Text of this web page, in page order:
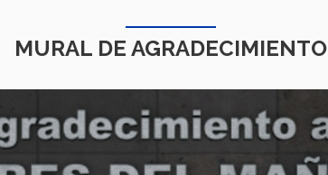
MURAL DE AGRADECIMIENTO